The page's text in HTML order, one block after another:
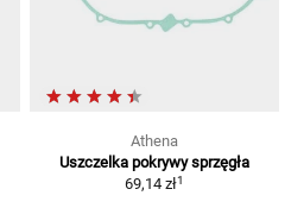
Athena
Uszczelka pokrywy sprzęgła
69,14 zł1